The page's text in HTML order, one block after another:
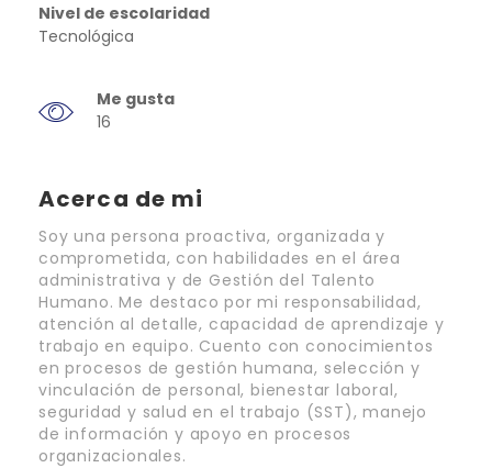
Nivel de escolaridad
Tecnológica
Me gusta
16
Acerca de mi
Soy una persona proactiva, organizada y
comprometida, con habilidades en el área
administrativa y de Gestión del Talento
Humano. Me destaco por mi responsabilidad,
atención al detalle, capacidad de aprendizaje y
trabajo en equipo. Cuento con conocimientos
en procesos de gestión humana, selección y
vinculación de personal, bienestar laboral,
seguridad y salud en el trabajo (SST), manejo
de información y apoyo en procesos
organizacionales.